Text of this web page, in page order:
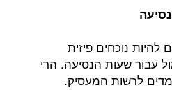
נוכחים פיזית
עבור שעות הנסיעה. הרי
לרשות המעסיק.